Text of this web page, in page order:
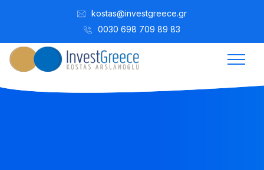
kostas@investgreece.gr
0030 698 709 89 83